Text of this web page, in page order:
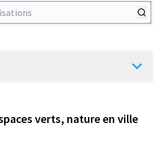
verts, nature en ville